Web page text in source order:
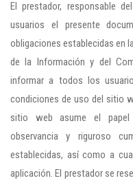
El prestador, responsable
usuarios el presente
obligaciones establecidas en
de la Información y del
informar a todos los
condiciones de uso del sitio
sitio web asume el papel
observancia y riguroso
establecidas, así como a
aplicación. El prestador se